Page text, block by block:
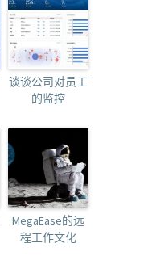
谈谈公司对员工
的监控
MegaEase的远
程工作文化